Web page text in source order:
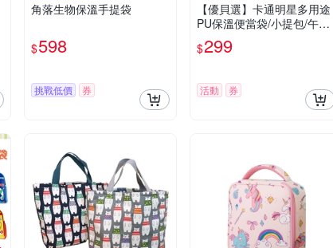
角落生物保溫手提袋
$598
挑戰低價 券
【優貝選】卡通明星多用途
PU保溫便當袋/小提包/午餐
包
$299
活動 券